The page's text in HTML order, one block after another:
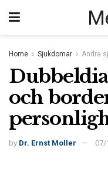
Home Sjukdomar Andra
och
by Dr. Ernst Moller 07/